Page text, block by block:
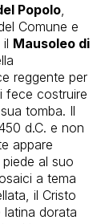
Popolo
Comune e
Mausoleo di
reggente per
fece costruire
tomba. Il
d.C. e non
appare
al suo
a tema
il Cristo
dorata